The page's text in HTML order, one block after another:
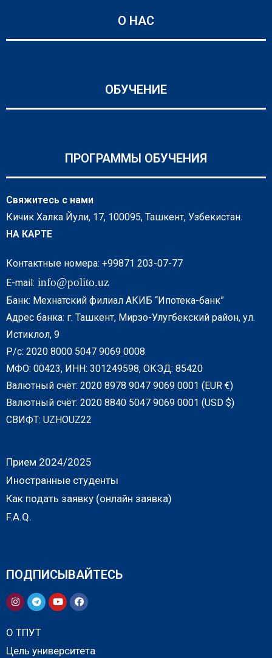
О НАС
ОБУЧЕНИЕ
ПРОГРАММЫ ОБУЧЕНИЯ
Свяжитесь с нами
Кичик Халка Йули, 17, 100095, Ташкент, Узбекистан.
НА КАРТЕ
Контактные номера: +99871 203-07-77
E-mail: info@polito.uz
Банк: Мехнатский филиал АКИБ “Ипотека-банк”
Адрес банка: г. Ташкент, Мирзо-Улугбекский район, ул.
Истиклол, 9
Р/с: 2020 8000 5047 9069 0008
МФО: 00423, ИНН: 301249598, ОКЭД: 85420
Валютный счёт: 2020 8978 9047 9069 0001 (EUR €)
Валютный счёт: 2020 8840 5047 9069 0001 (USD $)
СВИФТ: UZHOUZ22
Прием 2024/2025
Иностранные студенты
Как подать заявку (онлайн заявка)
F.A.Q.
ПОДПИСЫВАЙТЕСЬ
О ТПУТ
Цель университета